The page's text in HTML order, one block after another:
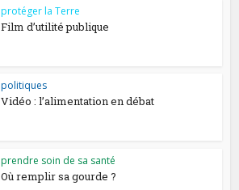
protéger la Terre
Film d’utilité publique
politiques
Vidéo : l’alimentation en débat
prendre soin de sa santé
Où remplir sa gourde ?